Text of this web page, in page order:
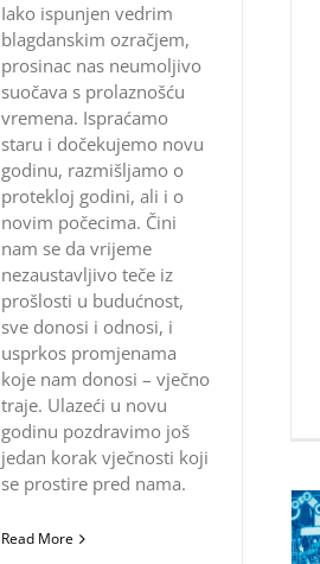
Iako ispunjen vedrim
blagdanskim ozračjem,
prosinac nas neumoljivo
suočava s prolaznošću
vremena. Ispraćamo
staru i dočekujemo novu
godinu, razmišljamo o
protekloj godini, ali i o
novim počecima. Čini
nam se da vrijeme
nezaustavljivo teče iz
prošlosti u budućnost,
sve donosi i odnosi, i
usprkos promjenama
koje nam donosi – vječno
traje. Ulazeći u novu
godinu pozdravimo još
jedan korak vječnosti koji
se prostire pred nama.
Read More